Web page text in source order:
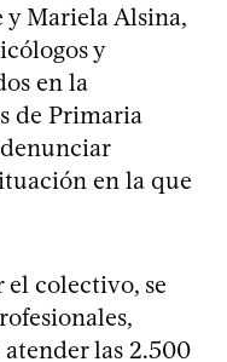
Mariela Alsina,
y
en la
de Primaria
en la que
colectivo, se
las 2.500